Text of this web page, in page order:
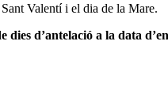
Valentí i el dia de la Mare.
d’antelació a la data